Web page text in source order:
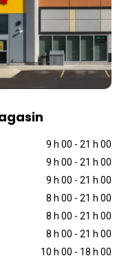
9 h 00 - 21 h 00
9 h 00 - 21 h 00
9 h 00 - 21 h 00
8 h 00 - 21 h 00
8 h 00 - 21 h 00
8 h 00 - 21 h 00
10 h 00 - 18 h 00